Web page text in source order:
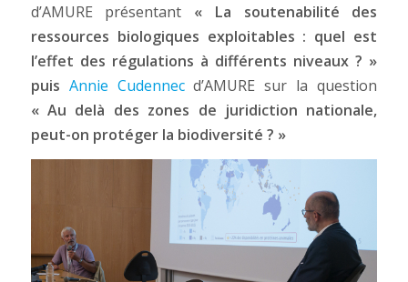
d’AMURE présentant « La soutenabilité des
ressources biologiques exploitables : quel est
l’effet des régulations à différents niveaux ? »
puis Annie Cudennecd’AMURE sur la question
« Au delà des zones de juridiction nationale,
peut-on protéger la biodiversité ? »